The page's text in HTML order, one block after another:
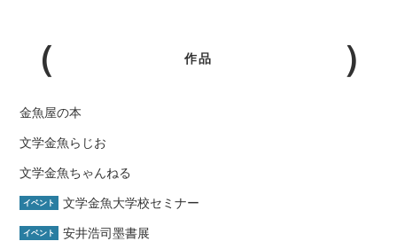
作品
金魚屋の本
文学金魚らじお
文学金魚ちゃんねる
イベント 文学金魚大学校セミナー
イベント 安井浩司墨書展